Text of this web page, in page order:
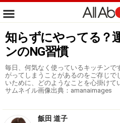
知らずにやってる？
ンのNG習慣
毎日、何気なく使っているキッチンで
がってしまうことがあるのをご存じで
いために、どのようなことを心掛け
サムネイル画像出典：amanaimages
飯田 道子